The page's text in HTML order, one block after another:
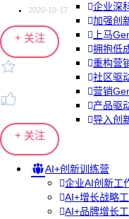
企业深
加强创
上马
拥抱低
重构营
社区驱
营销
产品驱
导入创
AI+创新训练营
企业AI创新工
AI+增长战略
AI+品牌增长
2020-10-17
+ 关注
+ 关注